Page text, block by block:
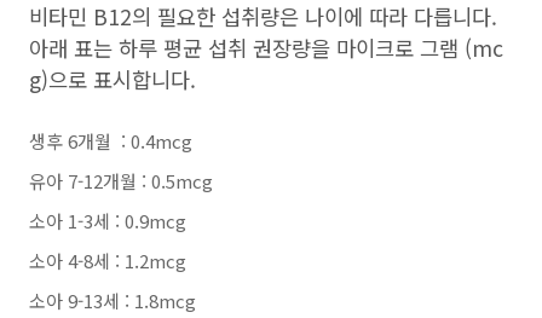
비타민 B12의 필요한 섭취량은 나이에 따라 다릅니다.
아래 표는 하루 평균 섭취 권장량을 마이크로 그램 (mc
g)으로 표시합니다.
생후 6개월 : 0.4mcg
유아 7-12개월 : 0.5mcg
소아 1-3세 : 0.9mcg
소아 4-8세 : 1.2mcg
소아 9-13세 : 1.8mcg